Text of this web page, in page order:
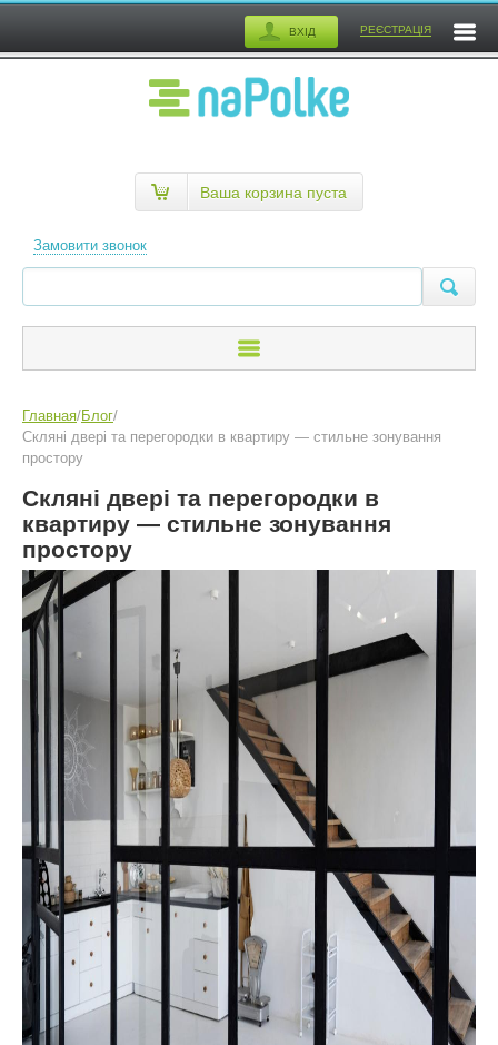
ВХІД РЕЄСТРАЦІЯ
Замовити звонок
Ваша корзина пуста
Главная/Блог/
Скляні двері та перегородки в квартиру — стильне зонування
простору
Скляні двері та перегородки в
квартиру — стильне зонування
простору